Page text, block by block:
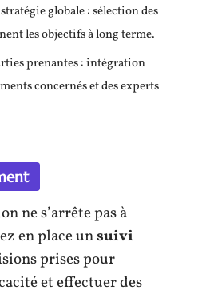
globale : sélection des
les objectifs à long terme.
prenantes : intégration
concernés et des experts
ne s’arrête pas à
en place unsuivi
prises pour
et effectuer des